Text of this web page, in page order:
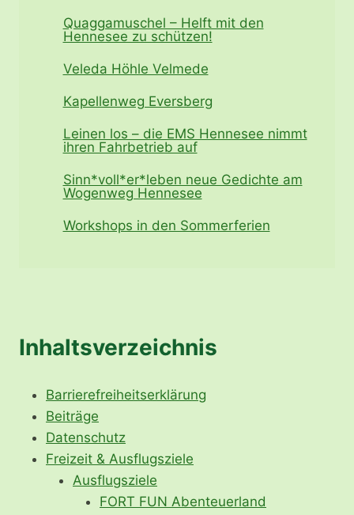
Quaggamuschel – Helft mit den
Hennesee zu schützen!
Veleda Höhle Velmede
Kapellenweg Eversberg
Leinen los – die EMS Hennesee nimmt
ihren Fahrbetrieb auf
Sinn*voll*er*leben neue Gedichte am
Wogenweg Hennesee
Workshops in den Sommerferien
Inhaltsverzeichnis
Barrierefreiheitserklärung
Beiträge
Datenschutz
Freizeit & Ausflugsziele
Ausflugsziele
FORT FUN Abenteuerland